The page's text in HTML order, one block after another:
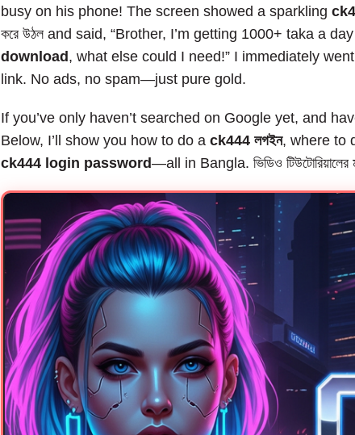
busy on his phone! The screen showed a sparkling
করে উঠল and said, “Brother, I’m getting 1000+ taka a
download, what else could I need!” I immediately
link. No ads, no spam—just pure gold.
If you’ve only haven’t searched on Google yet, and
Below, I’ll show you how to do a ck444 লগইন, where to
ck444 login password—all in Bangla. ভিডিও